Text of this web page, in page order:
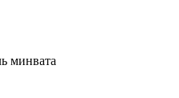
минвата